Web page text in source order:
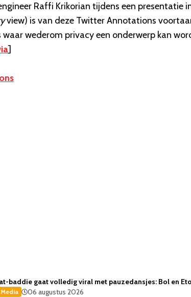
Raffi Krikorian tijdens een presentatie
view) is van deze Twitter Annotations
waar wederom privacy een onderwerp kan
]
baddie gaat volledig viral met pauzedansjes: Bol en
06 augustus 2026